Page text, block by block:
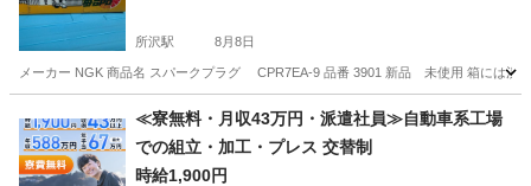
所沢駅 8月8日
メーカー NGK 商品名 スパークプラグ CPR7EA-9 品番 3901 新品 未使用 箱には潰
所沢駅 バイク
≪寮無料・月収43万円・派遣社員≫自動車系工場
での組立・加工・プレス 交替制
時給1,900円